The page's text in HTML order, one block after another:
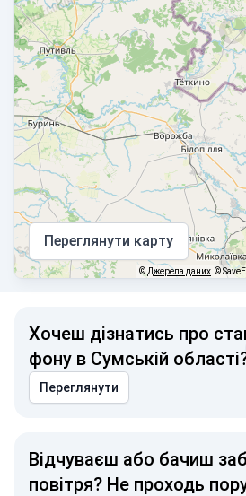
Переглянути карту
© Джерела даних ©
Хочеш дізнатись про
фону в Сумській
Переглянути
Відчуваєш або бачиш
повітря? Не проходь